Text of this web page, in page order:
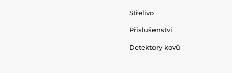
Střelivo
Příslušenství
Detektory kovů